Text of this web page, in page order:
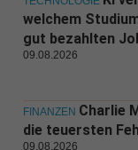
welchem
gut bezahlten
09.08.2026
FINANZEN Charlie
die teuersten
09.08.2026